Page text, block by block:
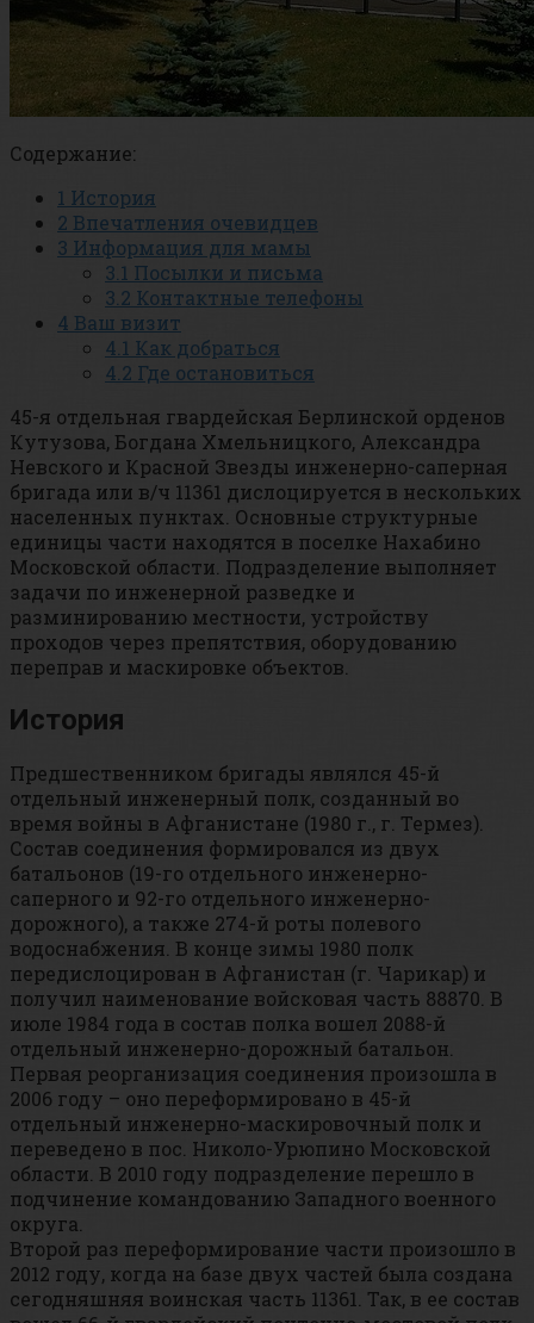
Содержание:
1 История
2 Впечатления очевидцев
3 Информация для мамы
3.1 Посылки и письма
3.2 Контактные телефоны
4 Ваш визит
4.1 Как добраться
4.2 Где остановиться
45-я отдельная гвардейская Берлинской орденов
Кутузова, Богдана Хмельницкого, Александра
Невского и Красной Звезды инженерно-саперная
бригада или в/ч 11361 дислоцируется в нескольких
населенных пунктах. Основные структурные
единицы части находятся в поселке Нахабино
Московской области. Подразделение выполняет
задачи по инженерной разведке и
разминированию местности, устройству
проходов через препятствия, оборудованию
переправ и маскировке объектов.
История
Предшественником бригады являлся 45-й
отдельный инженерный полк, созданный во
время войны в Афганистане (1980 г., г. Термез).
Состав соединения формировался из двух
батальонов (19-го отдельного инженерно-
саперного и 92-го отдельного инженерно-
дорожного), а также 274-й роты полевого
водоснабжения. В конце зимы 1980 полк
передислоцирован в Афганистан (г. Чарикар) и
получил наименование войсковая часть 88870. В
июле 1984 года в состав полка вошел 2088-й
отдельный инженерно-дорожный батальон.
Первая реорганизация соединения произошла в
2006 году – оно переформировано в 45-й
отдельный инженерно-маскировочный полк и
переведено в пос. Николо-Урюпино Московской
области. В 2010 году подразделение перешло в
подчинение командованию Западного военного
округа.
Второй раз переформирование части произошло в
2012 году, когда на базе двух частей была создана
сегодняшняя воинская часть 11361. Так, в ее состав